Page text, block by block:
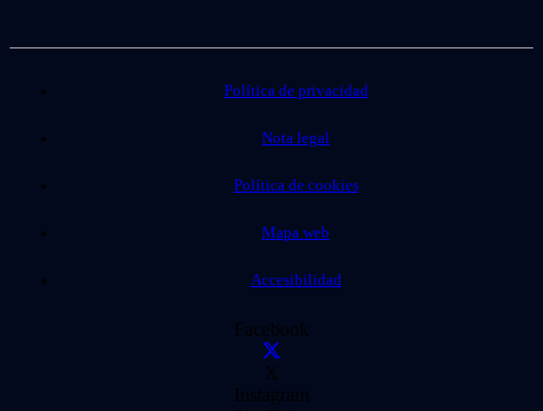
Política de privacidad
Nota legal
Política de cookies
Mapa web
Accesibilidad
Facebook
X
Instagram